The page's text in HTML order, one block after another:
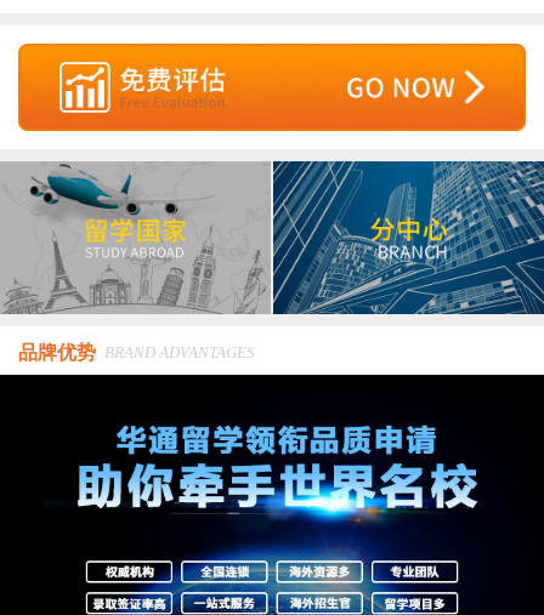
品牌优势 BRAND ADVANTAGES